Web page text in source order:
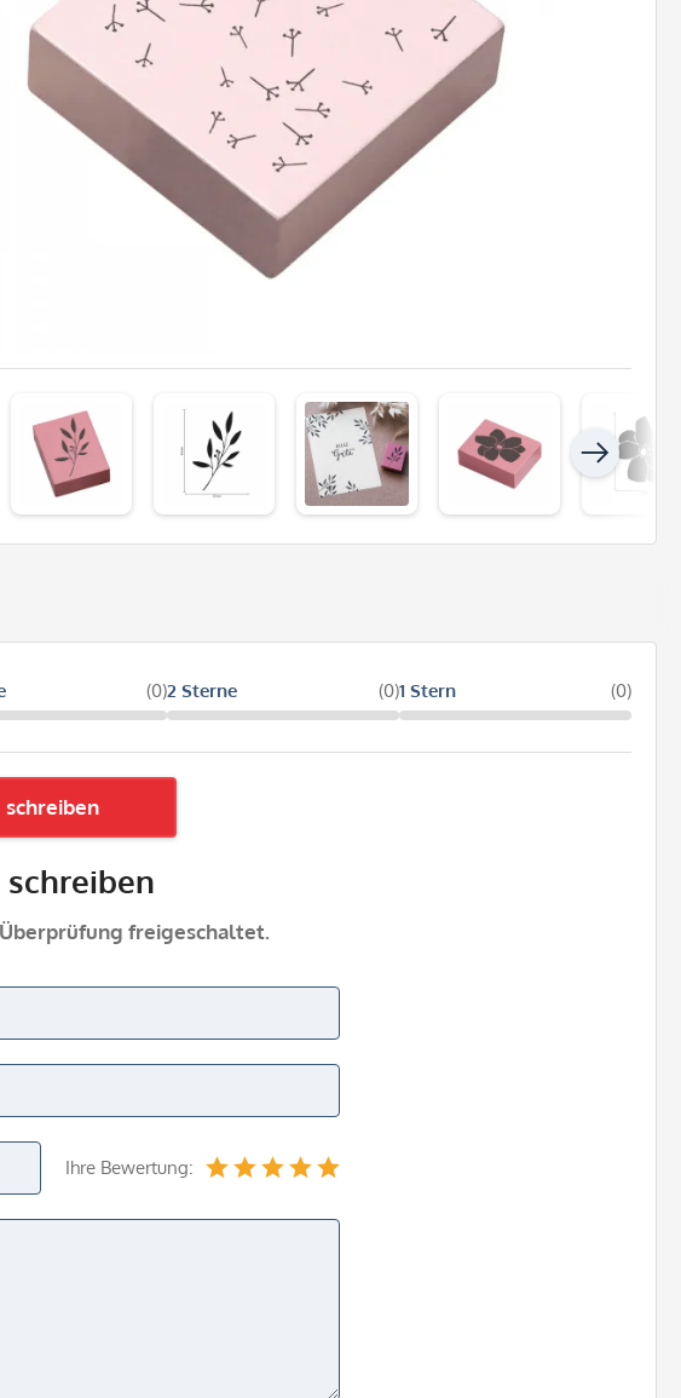
(0)2 Sterne (0)1 Stern (0)
freigeschaltet.
Ihre Bewertung: